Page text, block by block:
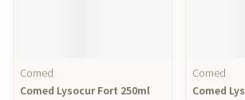
Comed
Comed Lysocur Fort 250ml
Comed
Comed